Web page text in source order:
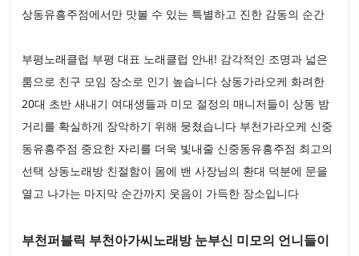
상동유흥주점에서만 맛볼 수 있는 특별하고 진한 감동의 순간
부평노래클럽 부평 대표 노래클럽 안내! 감각적인 조명과 넓은
룸으로 친구 모임 장소로 인기 높습니다 상동가라오케 화려한
20대 초반 새내기 여대생들과 미모 절정의 매니저들이 상동 밤
거리를 확실하게 장악하기 위해 뭉쳤습니다 부천가라오케 신중
동유흥주점 중요한 자리를 더욱 빛내줄 신중동유흥주점 최고의
선택 상동노래방 친절함이 몸에 밴 사장님의 환대 덕분에 문을
열고 나가는 마지막 순간까지 웃음이 가득한 장소입니다
부천퍼블릭 부천아가씨노래방 눈부신 미모의 언니들이